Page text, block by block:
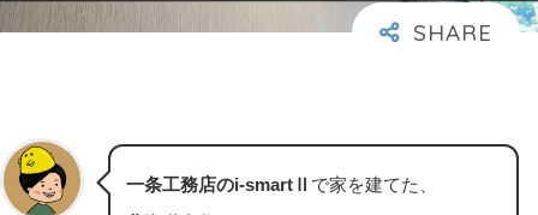
一条工務店のi-smartⅡ で家を建てた、